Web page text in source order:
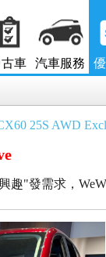
車 汽車服務
25S AWD
趣"發需求，